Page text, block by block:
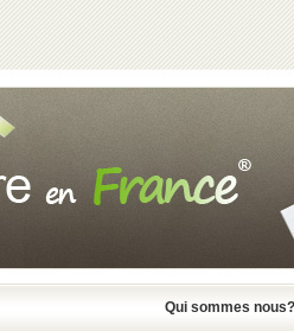
Qui sommes nous?